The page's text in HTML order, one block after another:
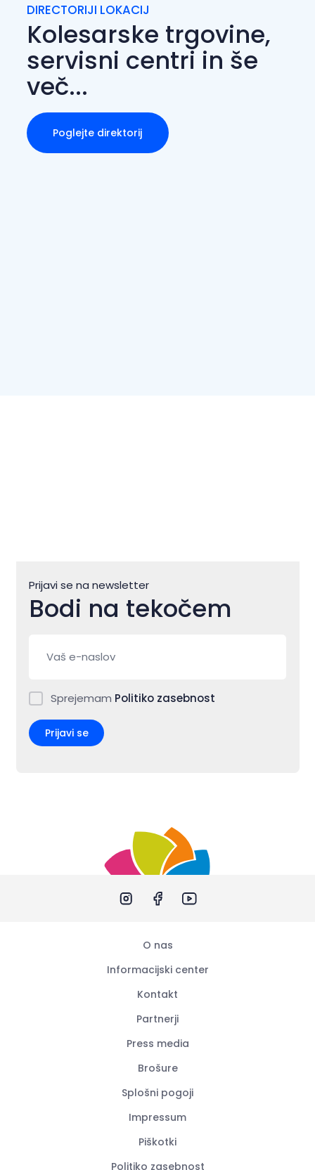
DIRECTORIJI LOKACIJ
Kolesarske trgovine,
servisni centri in še
več...
Poglejte direktorij
Prijavi se na newsletter
Bodi na tekočem
Sprejemam Politiko zasebnost
Prijavi se
O nas
Informacijski center
Kontakt
Partnerji
Press media
Brošure
Splošni pogoji
Impressum
Piškotki
Politiko zasebnost